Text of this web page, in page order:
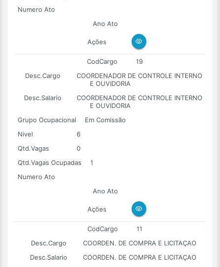
Numero Ato
Ano Ato
Ações
CodCargo
19
Desc.Cargo
COORDENADOR DE CONTROLE INTERNO
E OUVIDORIA
Desc.Salario
COORDENADOR DE CONTROLE INTERNO
E OUVIDORIA
Grupo Ocupacional
Em Comissão
Nivel
6
Qtd.Vagas
0
Qtd.Vagas Ocupadas
1
Numero Ato
Ano Ato
Ações
CodCargo
11
Desc.Cargo
COORDEN. DE COMPRA E LICITAÇAO
Desc.Salario
COORDEN. DE COMPRA E LICITAÇAO